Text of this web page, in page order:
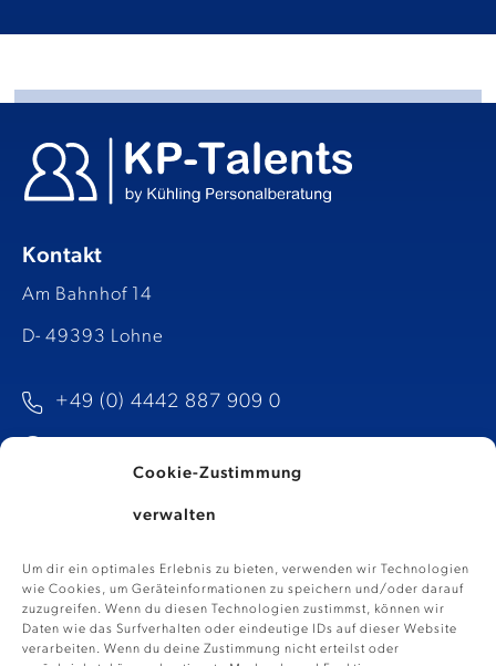
Cookie-Zustimmung
verwalten
Um dir ein optimales Erlebnis zu bieten, verwenden wir Technologien
wie Cookies, um Geräteinformationen zu speichern und/oder darauf
zuzugreifen. Wenn du diesen Technologien zustimmst, können wir
Daten wie das Surfverhalten oder eindeutige IDs auf dieser Website
verarbeiten. Wenn du deine Zustimmung nicht erteilst oder
Kontakt
Am Bahnhof 14
D- 49393 Lohne
+49 (0) 4442 887 909 0